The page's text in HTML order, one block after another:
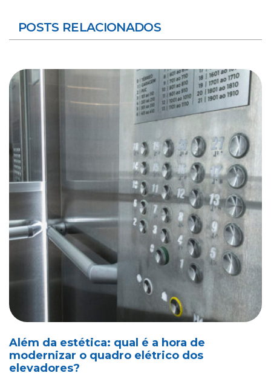
POSTS RELACIONADOS
Além da estética: qual é a hora de
modernizar o quadro elétrico dos
elevadores?